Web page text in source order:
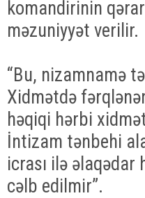
komandirinin
məzuniyyət verilir.
“Bu, nizamnamə
Xidmətdə
həqiqi hərbi
İntizam tənbehi
icrası ilə əlaqədar
cəlb edilmir”.